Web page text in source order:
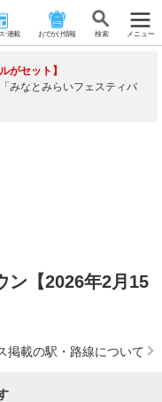
･連載 おでかけ情報 検 索 メニュー
がセット】
みなとみらいフェスティバ
ン【2026年2月15
掲載の駅・路線について